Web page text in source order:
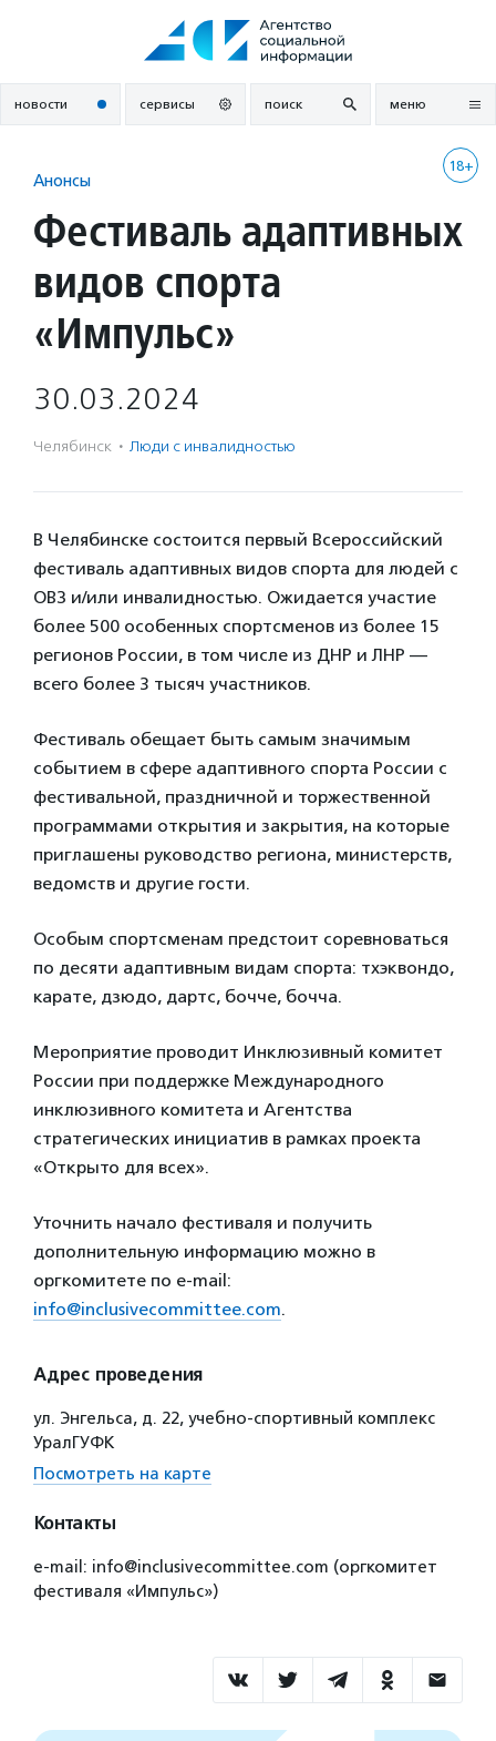
новости сервисы поиск меню
18+
Анонсы
Фестиваль адаптивных
видов спорта
«Импульс»
30.03.2024
Челябинск · Люди с инвалидностью
В Челябинске состоится первый Всероссийский
фестиваль адаптивных видов спорта для людей с
ОВЗ и/или инвалидностью. Ожидается участие
более 500 особенных спортсменов из более 15
регионов России, в том числе из ДНР и ЛНР —
всего более 3 тысяч участников.
Фестиваль обещает быть самым значимым
событием в сфере адаптивного спорта России с
фестивальной, праздничной и торжественной
программами открытия и закрытия, на которые
приглашены руководство региона, министерств,
ведомств и другие гости.
Особым спортсменам предстоит соревноваться
по десяти адаптивным видам спорта: тхэквондо,
карате, дзюдо, дартс, бочче, бочча.
Мероприятие проводит Инклюзивный комитет
России при поддержке Международного
инклюзивного комитета и Агентства
стратегических инициатив в рамках проекта
«Открыто для всех».
Уточнить начало фестиваля и получить
дополнительную информацию можно в
оргкомитете по e-mail:
info@inclusivecommittee.com.
Адрес проведения
ул. Энгельса, д. 22, учебно-спортивный комплекс
УралГУФК
Посмотреть на карте
Контакты
e-mail: info@inclusivecommittee.com (оргкомитет
фестиваля «Импульс»)